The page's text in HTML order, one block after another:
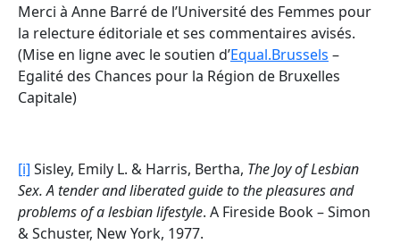
Merci à Anne Barré de l’Université des Femmes pour
la relecture éditoriale et ses commentaires avisés.
(Mise en ligne avec le soutien d’Equal.Brussels –
Egalité des Chances pour la Région de Bruxelles
Capitale)
[i] Sisley, Emily L. & Harris, Bertha, The Joy of Lesbian
Sex. A tender and liberated guide to the pleasures and
problems of a lesbian lifestyle. A Fireside Book – Simon
& Schuster, New York, 1977.